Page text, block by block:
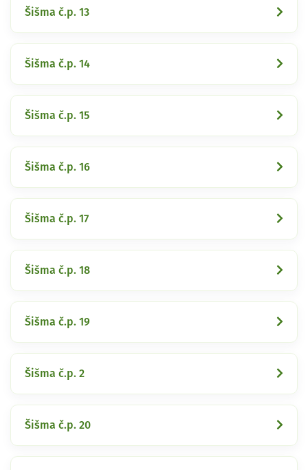
Šišma č.p. 13
Šišma č.p. 14
Šišma č.p. 15
Šišma č.p. 16
Šišma č.p. 17
Šišma č.p. 18
Šišma č.p. 19
Šišma č.p. 2
Šišma č.p. 20